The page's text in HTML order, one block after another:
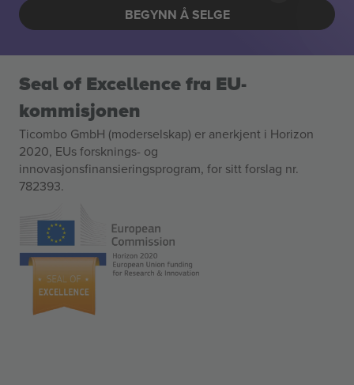
BEGYNN Å SELGE
Seal of Excellence fra EU-
kommisjonen
Ticombo GmbH (moderselskap) er anerkjent i Horizon
2020, EUs forsknings- og
innovasjonsfinansieringsprogram, for sitt forslag nr.
782393.